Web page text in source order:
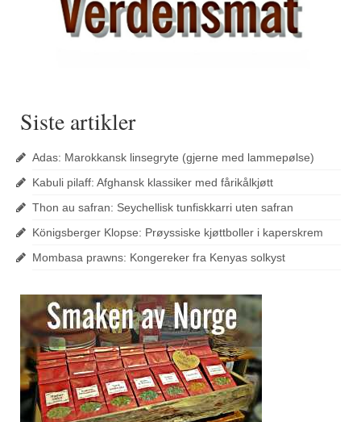
Siste artikler
Adas: Marokkansk linsegryte (gjerne med lammepølse)
Kabuli pilaff: Afghansk klassiker med fårikålkjøtt
Thon au safran: Seychellisk tunfiskkarri uten safran
Königsberger Klopse: Prøyssiske kjøttboller i kaperskrem
Mombasa prawns: Kongereker fra Kenyas solkyst